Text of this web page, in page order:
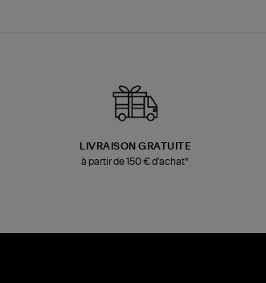
LIVRAISON GRATUITE
à partir de 150 € d'achat*